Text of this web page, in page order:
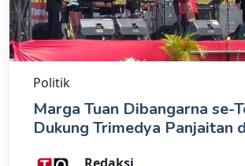
Politik
Marga Tuan Dibangarna se-
Dukung Trimedya Panjaitan